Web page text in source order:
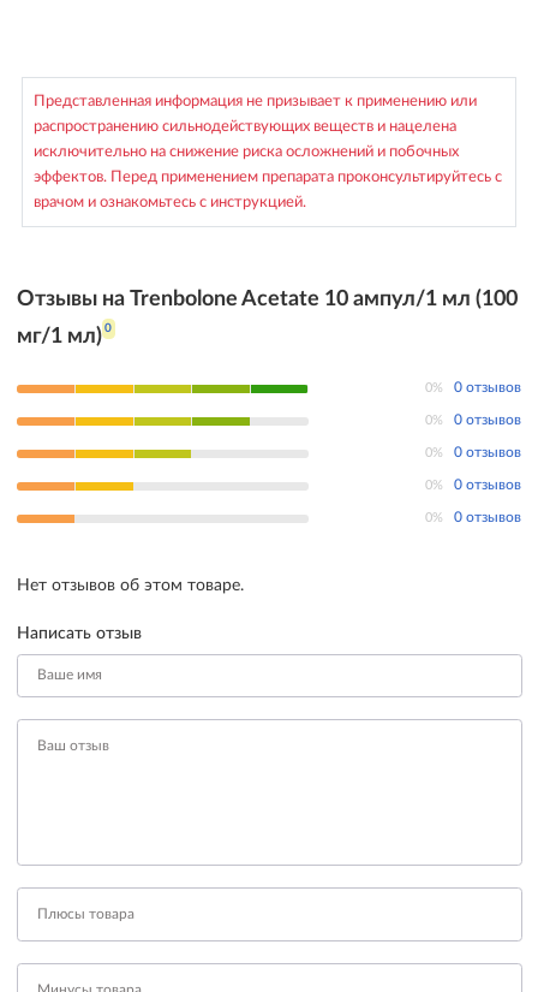
Представленная информация не призывает к применению или
распространению сильнодействующих веществ и нацелена
исключительно на снижение риска осложнений и побочных
эффектов. Перед применением препарата проконсультируйтесь с
врачом и ознакомьтесь с инструкцией.
Отзывы на Trenbolone Acetate 10 ампул/1 мл (100
мг/1 мл) 0
0% 0 отзывов
0% 0 отзывов
0% 0 отзывов
0% 0 отзывов
0% 0 отзывов
Нет отзывов об этом товаре.
Написать отзыв